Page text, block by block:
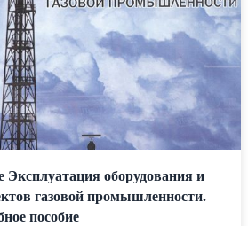
Эксплуатация оборудования и
газовой промышленности.
пособие